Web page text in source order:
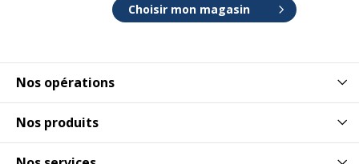
Nos opérations
Nos produits
Choisir mon magasin